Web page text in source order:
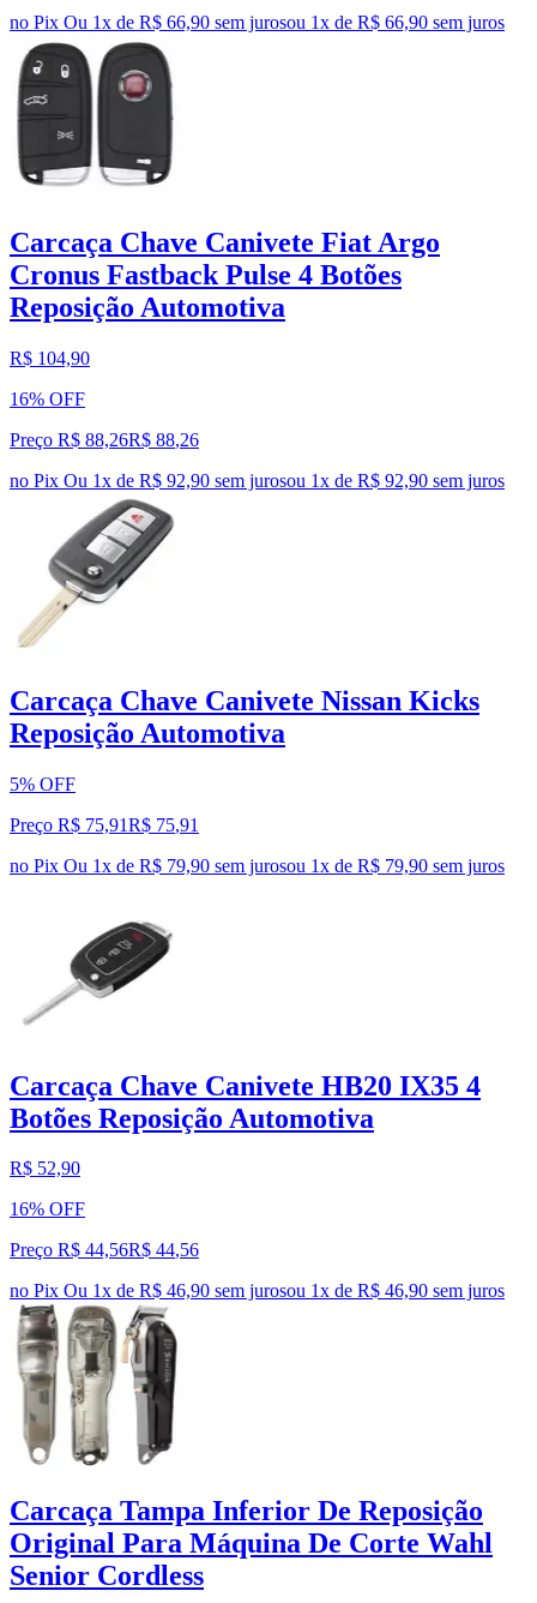
no Pix Ou 1x de R$ 66,90 sem jurosou 1x de R$ 66,90 sem juros
Carcaça Chave Canivete Fiat Argo
Cronus Fastback Pulse 4 Botões
Reposição Automotiva
R$ 104,90
16% OFF
Preço R$ 88,26R$ 88,26
no Pix Ou 1x de R$ 92,90 sem jurosou 1x de R$ 92,90 sem juros
Carcaça Chave Canivete Nissan Kicks
Reposição Automotiva
5% OFF
Preço R$ 75,91R$ 75,91
no Pix Ou 1x de R$ 79,90 sem jurosou 1x de R$ 79,90 sem juros
Carcaça Chave Canivete HB20 IX35 4
Botões Reposição Automotiva
R$ 52,90
16% OFF
Preço R$ 44,56R$ 44,56
no Pix Ou 1x de R$ 46,90 sem jurosou 1x de R$ 46,90 sem juros
Carcaça Tampa Inferior De Reposição
Original Para Máquina De Corte Wahl
Senior Cordless